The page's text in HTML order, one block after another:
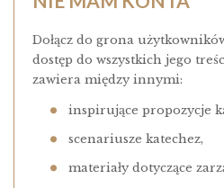
Dołącz do grona
dostęp do wszystkich jego
zawiera między innymi:
inspirujące propozycje
scenariusze katechez,
materiały dotyczące